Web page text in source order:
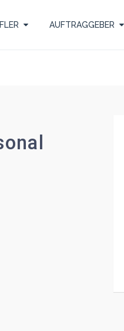
AUFTRAGGEBER